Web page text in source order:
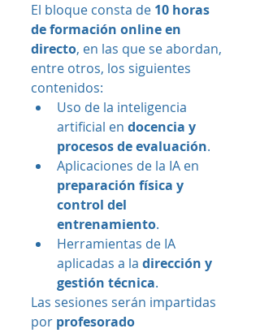
El bloque consta de 10 horas
de formación online en
directo, en las que se abordan,
entre otros, los siguientes
contenidos:
Uso de la inteligencia
artificial en docencia y
procesos de evaluación.
Aplicaciones de la IA en
preparación física y
control del
entrenamiento.
Herramientas de IA
aplicadas a la dirección y
gestión técnica.
Las sesiones serán impartidas
por profesorado